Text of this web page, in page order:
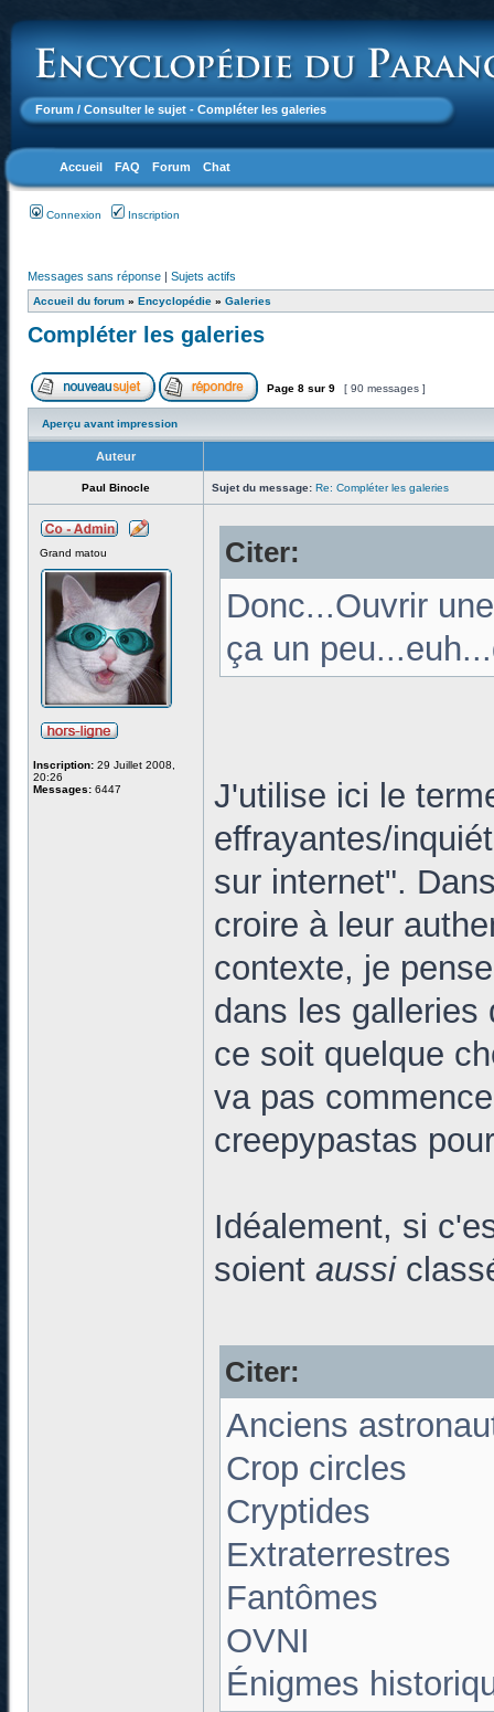
Forum / Consulter le sujet - Compléter les galeries
Accueil FAQ Forum Chat
Connexion Inscription
Messages sans réponse | Sujets actifs
Accueil du forum » Encyclopédie » Galeries
Compléter les galeries
Page 8 sur 9 [ 90 messages ]
Aperçu avant impression
Auteur
Paul Binocle Sujet du message: Re: Compléter les galeries
Grand matou
Inscription: 29 Juillet 2008,
20:26
Messages: 6447
Citer:
Donc...Ouvrir
ça un
J'utilise ici le
effrayantes/
sur internet".
croire à leur
contexte, je
dans les galleries
ce soit quelque
va pas
creepypastas
Idéalement, si
soient aussi
Citer:
Anciens
Crop circles
Cryptides
Extraterrestres
Fantômes
OVNI
Énigmes